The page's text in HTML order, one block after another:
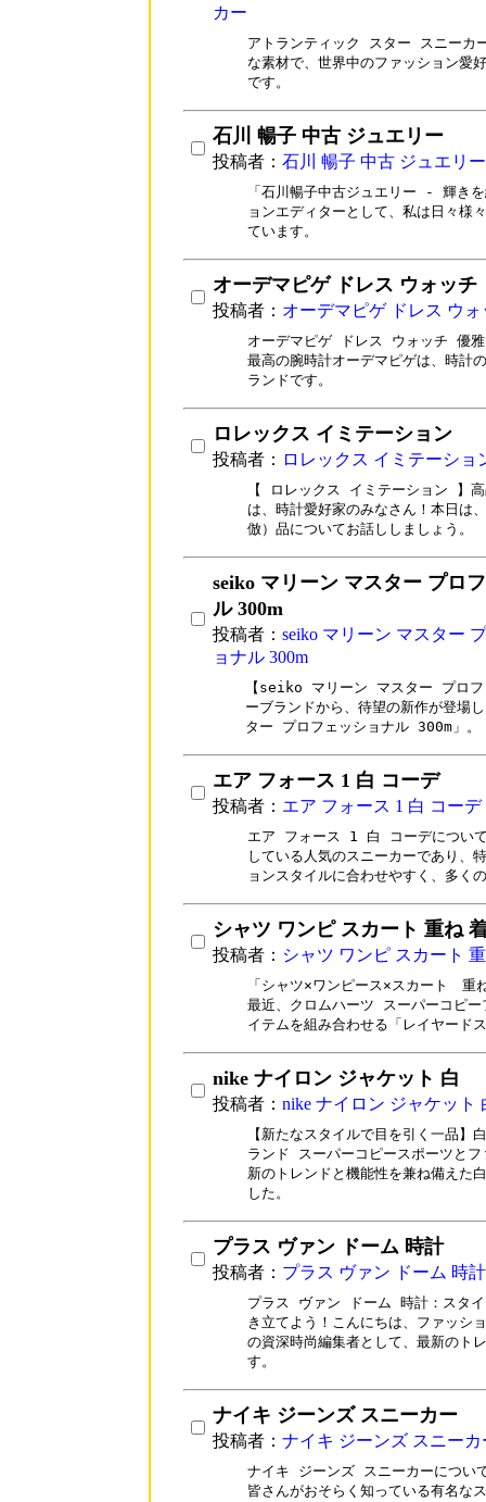
カー
アトランティック スター スニーカ
な素材で、世界中のファッション愛
です。
石川 暢子 中古 ジュエリー
投稿者： 石川 暢子 中古 ジュエリー
「石川暢子中古ジュエリー - 輝き
ョンエディターとして、私は日々様
ています。
オーデマピゲ ドレス ウォッチ
投稿者： オーデマピゲ ドレス ウォ
オーデマピゲ ドレス ウォッチ 優
最高の腕時計オーデマピゲは、時計
ランドです。
ロレックス イミテーション
投稿者： ロレックス イミテーショ
【 ロレックス イミテーション 】
は、時計愛好家のみなさん！本日は
倣）品についてお話ししましょう。
seiko マリーン マスター プロ
ル 300m
投稿者： seiko マリーン マスター
ョナル 300m
【seiko マリーン マスター プロフ
ーブランドから、待望の新作が登場
ター プロフェッショナル 300m」。
エア フォース 1 白 コーデ
投稿者： エア フォース 1 白 コーデ
エア フォース 1 白 コーデについ
している人気のスニーカーであり、
ョンスタイルに合わせやすく、多く
シャツ ワンピ スカート 重ね
投稿者： シャツ ワンピ スカート
「シャツ×ワンピース×スカート　
最近、クロムハーツ スーパーコピ
イテムを組み合わせる「レイヤード
nike ナイロン ジャケット 白
投稿者： nike ナイロン ジャケット
【新たなスタイルで目を引く一品】
ランド スーパーコピースポーツと
新のトレンドと機能性を兼ね備えた
した。
プラス ヴァン ドーム 時計
投稿者： プラス ヴァン ドーム 時計
プラス ヴァン ドーム 時計：スタ
き立てよう！こんにちは、ファッシ
の資深時尚編集者として、最新のト
す。
ナイキ ジーンズ スニーカー
投稿者： ナイキ ジーンズ スニーカ
ナイキ ジーンズ スニーカーについ
皆さんがおそらく知っている有名な